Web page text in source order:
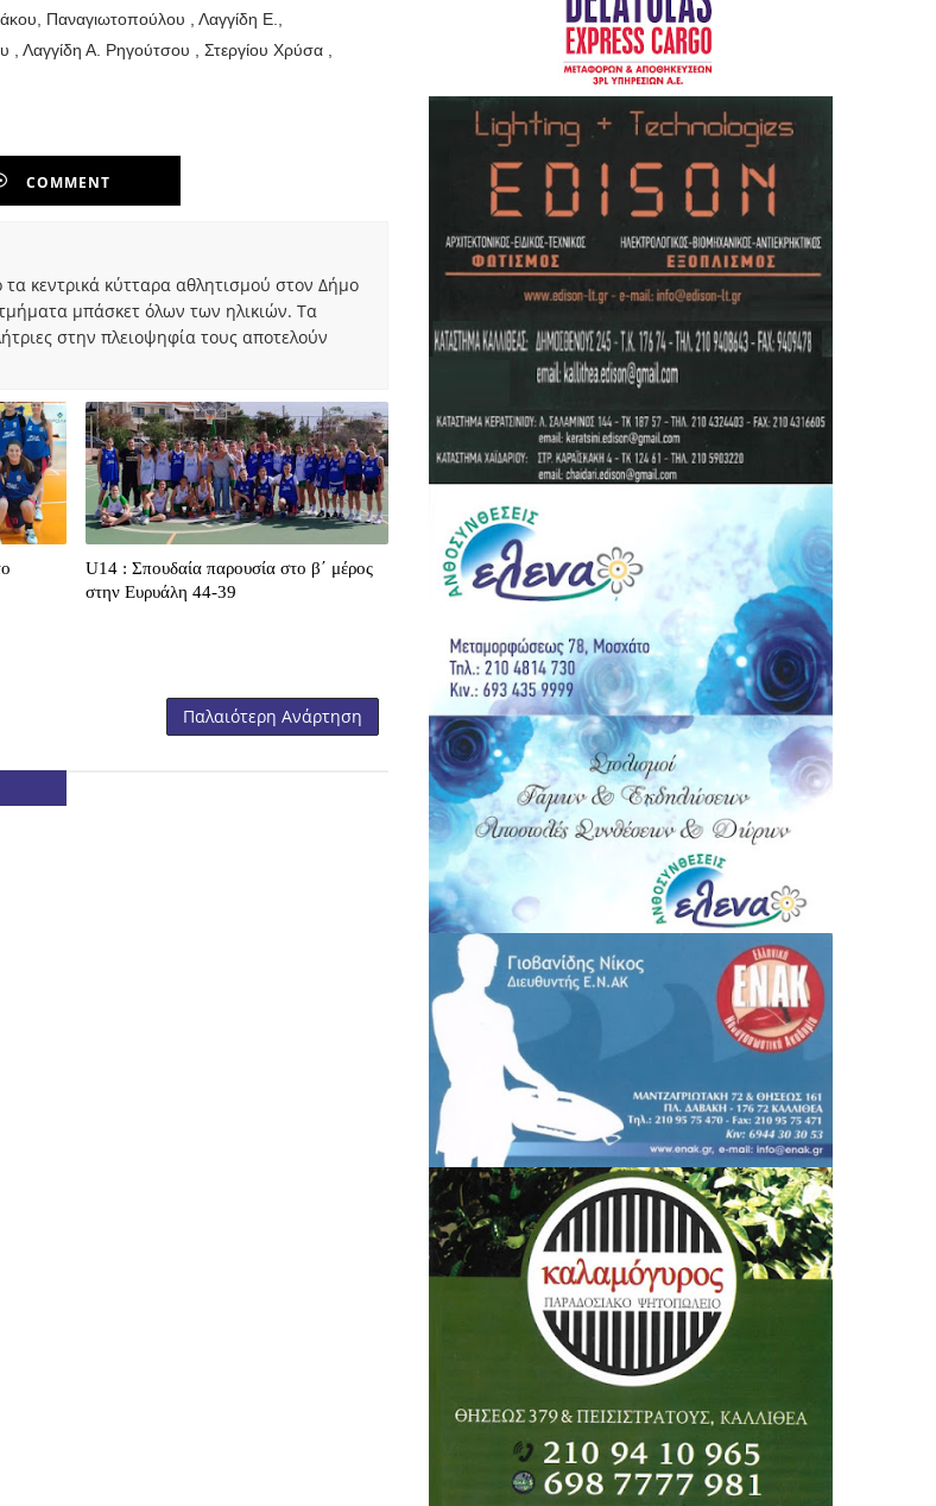
Παναγιωτοπούλου , Λαγγίδη Ε.,
Λαγγίδη Α. Ρηγούτσου , Στεργίου Χρύσα ,
COMMENT
κεντρικά κύτταρα αθλητισμού στον Δήμο
τμήματα μπάσκετ όλων των ηλικιών. Τα
στην πλειοψηφία τους αποτελούν
U14 : Σπουδαία παρουσία στο β΄ μέρος
στην Ευρυάλη 44-39
Παλαιότερη Ανάρτηση